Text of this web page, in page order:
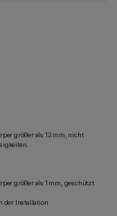
größer als 12 mm, nicht
größer als 1 mm, geschützt
der Installation